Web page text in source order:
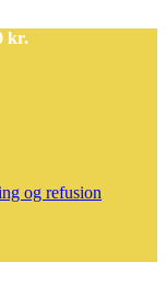
kr.
og refusion